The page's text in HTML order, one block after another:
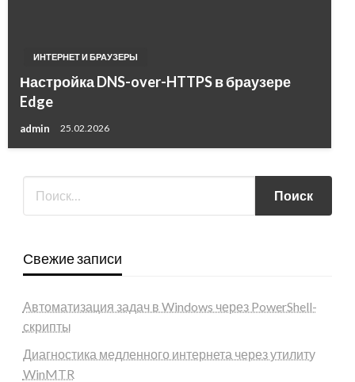
ИНТЕРНЕТ И БРАУЗЕРЫ
Настройка DNS-over-HTTPS в браузере
Edge
admin 25.02.2026
Свежие записи
Автоматизация задач в Windows через PowerShell-
скрипты
Диагностика медленного интернета через утилиту
WinMTR